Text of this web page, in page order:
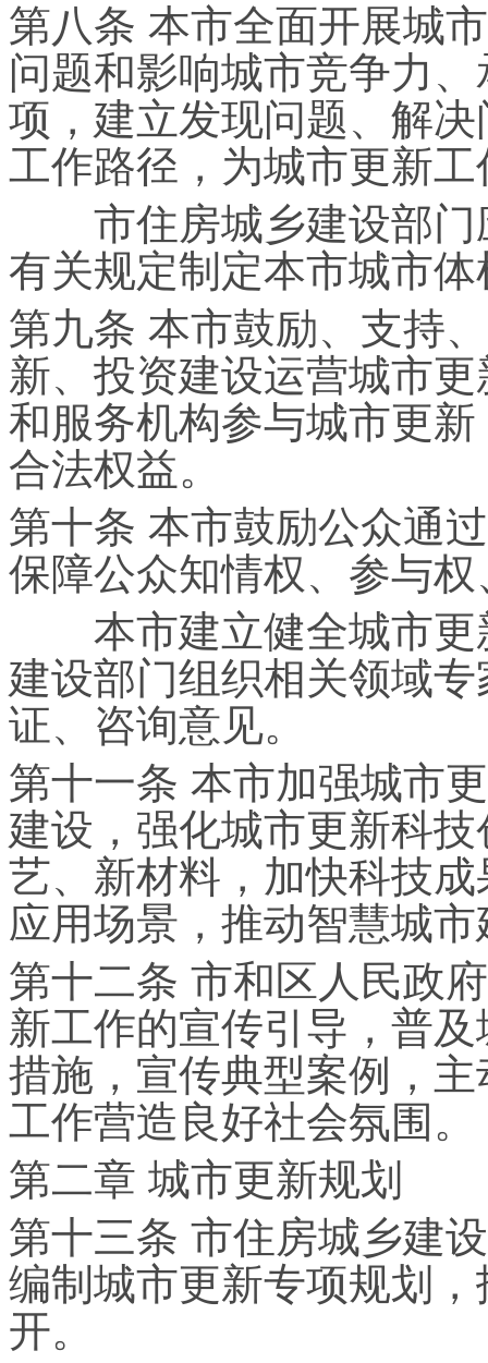
第八条 本市全面开展城
问题和影响城市竞争力
项，建立发现问题、解
工作路径，为城市更新
市住房城乡建设部门
有关规定制定本市城市
第九条 本市鼓励、支持
新、投资建设运营城市
和服务机构参与城市更
合法权益。
第十条 本市鼓励公众通
保障公众知情权、参与
本市建立健全城市更
建设部门组织相关领域
证、咨询意见。
第十一条 本市加强城市
建设，强化城市更新科
艺、新材料，加快科技
应用场景，推动智慧城市
第十二条 市和区人民政
新工作的宣传引导，普
措施，宣传典型案例，
工作营造良好社会氛围。
第二章 城市更新规划
第十三条 市住房城乡建
编制城市更新专项规划
开。